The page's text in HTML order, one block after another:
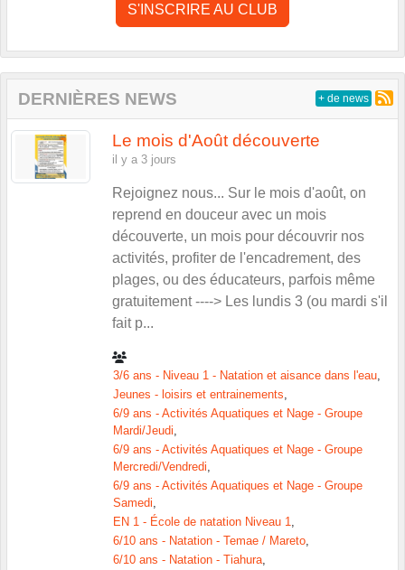
S'INSCRIRE AU CLUB
DERNIÈRES NEWS
Le mois d'Août découverte
il y a 3 jours
Rejoignez nous... Sur le mois d'août, on
reprend en douceur avec un mois
découverte, un mois pour découvrir nos
activités, profiter de l'encadrement, des
plages, ou des éducateurs, parfois même
gratuitement ----> Les lundis 3 (ou mardi s'il
fait p...
3/6 ans - Niveau 1 - Natation et aisance dans l'eau
Jeunes - loisirs et entrainements
6/9 ans - Activités Aquatiques et Nage - Groupe
Mardi/Jeudi
6/9 ans - Activités Aquatiques et Nage - Groupe
Mercredi/Vendredi
6/9 ans - Activités Aquatiques et Nage - Groupe
Samedi
EN 1 - École de natation Niveau 1
6/10 ans - Natation - Temae / Mareto
6/10 ans - Natation - Tiahura
+ de news